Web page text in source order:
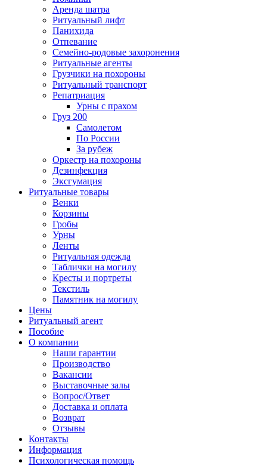
Аренда шатра
Ритуальный лифт
Панихида
Отпевание
Семейно-родовые захоронения
Ритуальные агенты
Грузчики на похороны
Ритуальный транспорт
Репатриация
Урны с прахом
Груз 200
Самолетом
По России
За рубеж
Оркестр на похороны
Дезинфекция
Эксгумация
Ритуальные товары
Венки
Корзины
Гробы
Урны
Ленты
Ритуальная одежда
Таблички на могилу
Кресты и портреты
Текстиль
Памятник на могилу
Цены
Ритуальный агент
Пособие
О компании
Наши гарантии
Производство
Вакансии
Выставочные залы
Вопрос/Ответ
Доставка и оплата
Возврат
Отзывы
Контакты
Информация
Психологическая помощь